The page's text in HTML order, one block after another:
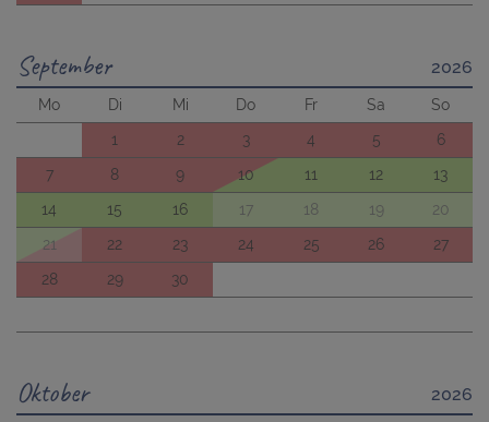
September 2026
Mo Di Mi Do Fr Sa
So
1
2 3 4 5
6
7
8 9 10 11 12
13
14
15 16 17 18 19
20
21
22 23 24 25 26
27
28
29 30
Oktober 2026